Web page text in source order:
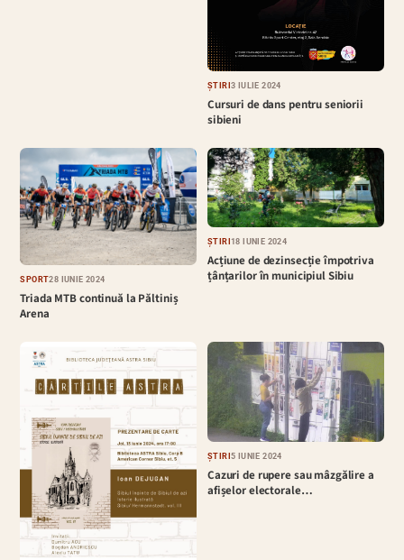
ȘTIRI3 IULIE 2024
Cursuri de dans pentru seniorii
sibieni
SPORT28 IUNIE 2024
Triada MTB continuă la Păltiniș
Arena
ȘTIRI18 IUNIE 2024
Acțiune de dezinsecție împotriva
țânțarilor în municipiul Sibiu
ȘTIRI5 IUNIE 2024
Cazuri de rupere sau mâzgălire a
afișelor electorale…